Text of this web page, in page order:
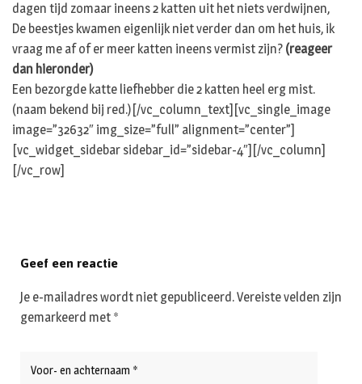
dagen tijd zomaar ineens 2 katten uit het niets verdwijnen,
De beestjes kwamen eigenlijk niet verder dan om het huis, ik
vraag me af of er meer katten ineens vermist zijn? (reageer
dan hieronder)
Een bezorgde katte liefhebber die 2 katten heel erg mist.
(naam bekend bij red.)[/vc_column_text][vc_single_image
image=”32632″ img_size=”full” alignment=”center”]
[vc_widget_sidebar sidebar_id=”sidebar-4″][/vc_column]
[/vc_row]
Geef een reactie
Je e-mailadres wordt niet gepubliceerd.Vereiste velden zijn
gemarkeerd met *